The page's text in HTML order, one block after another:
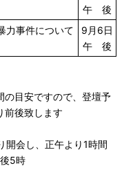
午 後
力事件について
9月6日
午 後
の目安ですので、登壇予
前後致します
開会し、正午より1時間
5時